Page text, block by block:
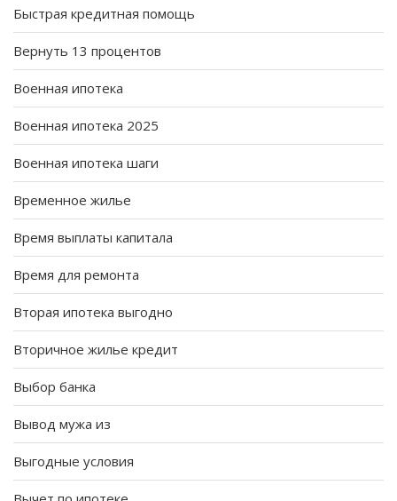
Быстрая кредитная помощь
Вернуть 13 процентов
Военная ипотека
Военная ипотека 2025
Военная ипотека шаги
Временное жилье
Время выплаты капитала
Время для ремонта
Вторая ипотека выгодно
Вторичное жилье кредит
Выбор банка
Вывод мужа из
Выгодные условия